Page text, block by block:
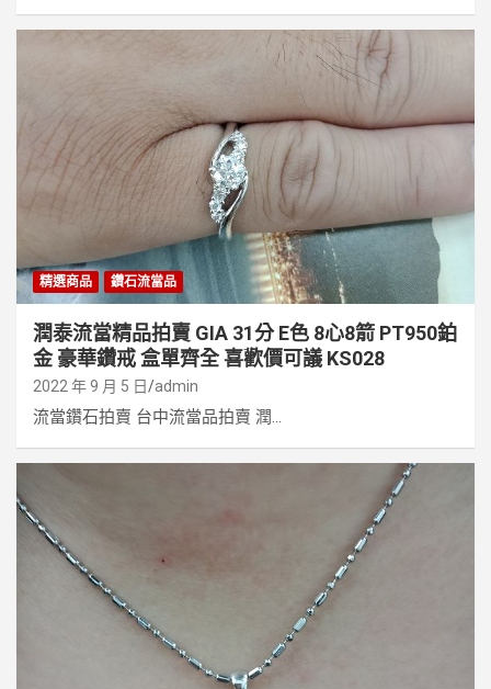
精選商品 鑽石流當品
潤泰流當精品拍賣 GIA 31分 E色 8心8箭 PT950鉑
金 豪華鑽戒 盒單齊全 喜歡價可議 KS028
2022 年 9 月 5 日 admin
流當鑽石拍賣 台中流當品拍賣 潤...